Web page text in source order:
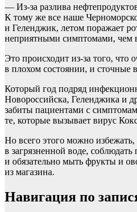
— Из-за разлива
К тому же все наше
и Геленджик, летом поражает
неприятными симптомами, чем
Это происходит из-за того, что
в плохом состоянии, и сточные
Который год подряд
Новороссийска, Геленджика и
забиты пациентами с
те, которые вызывает вирус
Но всего этого можно избежать,
в загрязненной воде,
и обязательно мыть фрукты и
из магазина.
Навигация по